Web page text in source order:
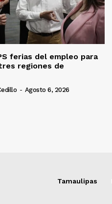
ferias del empleo para
regiones de
- Agosto 6, 2026
Tamaulipas